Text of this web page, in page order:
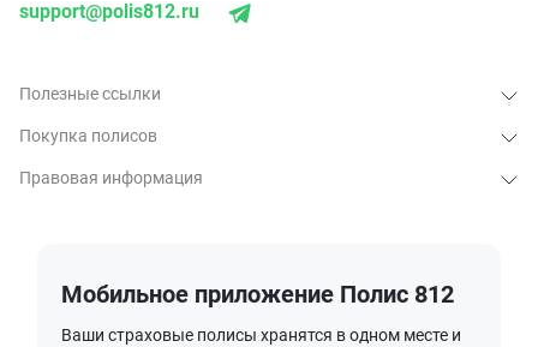
Полезные ссылки
Покупка полисов
Правовая информация
support@polis812.ru
Мобильное приложение Полис 812
Ваши страховые полисы хранятся в одном месте и